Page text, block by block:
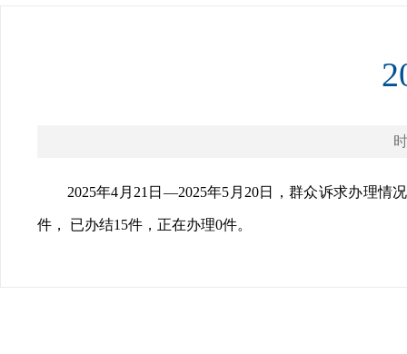
2025年4月21日—2025年5月20日，群众诉求办理情况
件， 已办结15件，正在办理0件。